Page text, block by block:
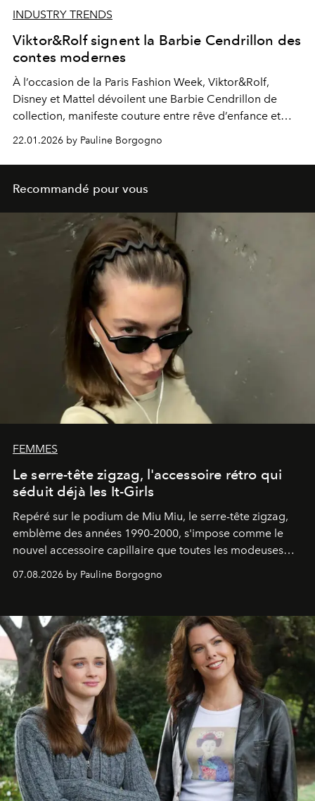
INDUSTRY TRENDS
Viktor&Rolf signent la Barbie Cendrillon des
contes modernes
À l’occasion de la Paris Fashion Week, Viktor&Rolf,
Disney et Mattel dévoilent une Barbie Cendrillon de
collection, manifeste couture entre rêve d’enfance et
audace contemporaine.
22.01.2026 by Pauline Borgogno
Recommandé pour vous
FEMMES
Le serre-tête zigzag, l'accessoire rétro qui
séduit déjà les It-Girls
Repéré sur le podium de Miu Miu, le serre-tête zigzag,
emblème des années 1990-2000, s'impose comme le
nouvel accessoire capillaire que toutes les modeuses
s'arrachent déjà.
07.08.2026 by Pauline Borgogno